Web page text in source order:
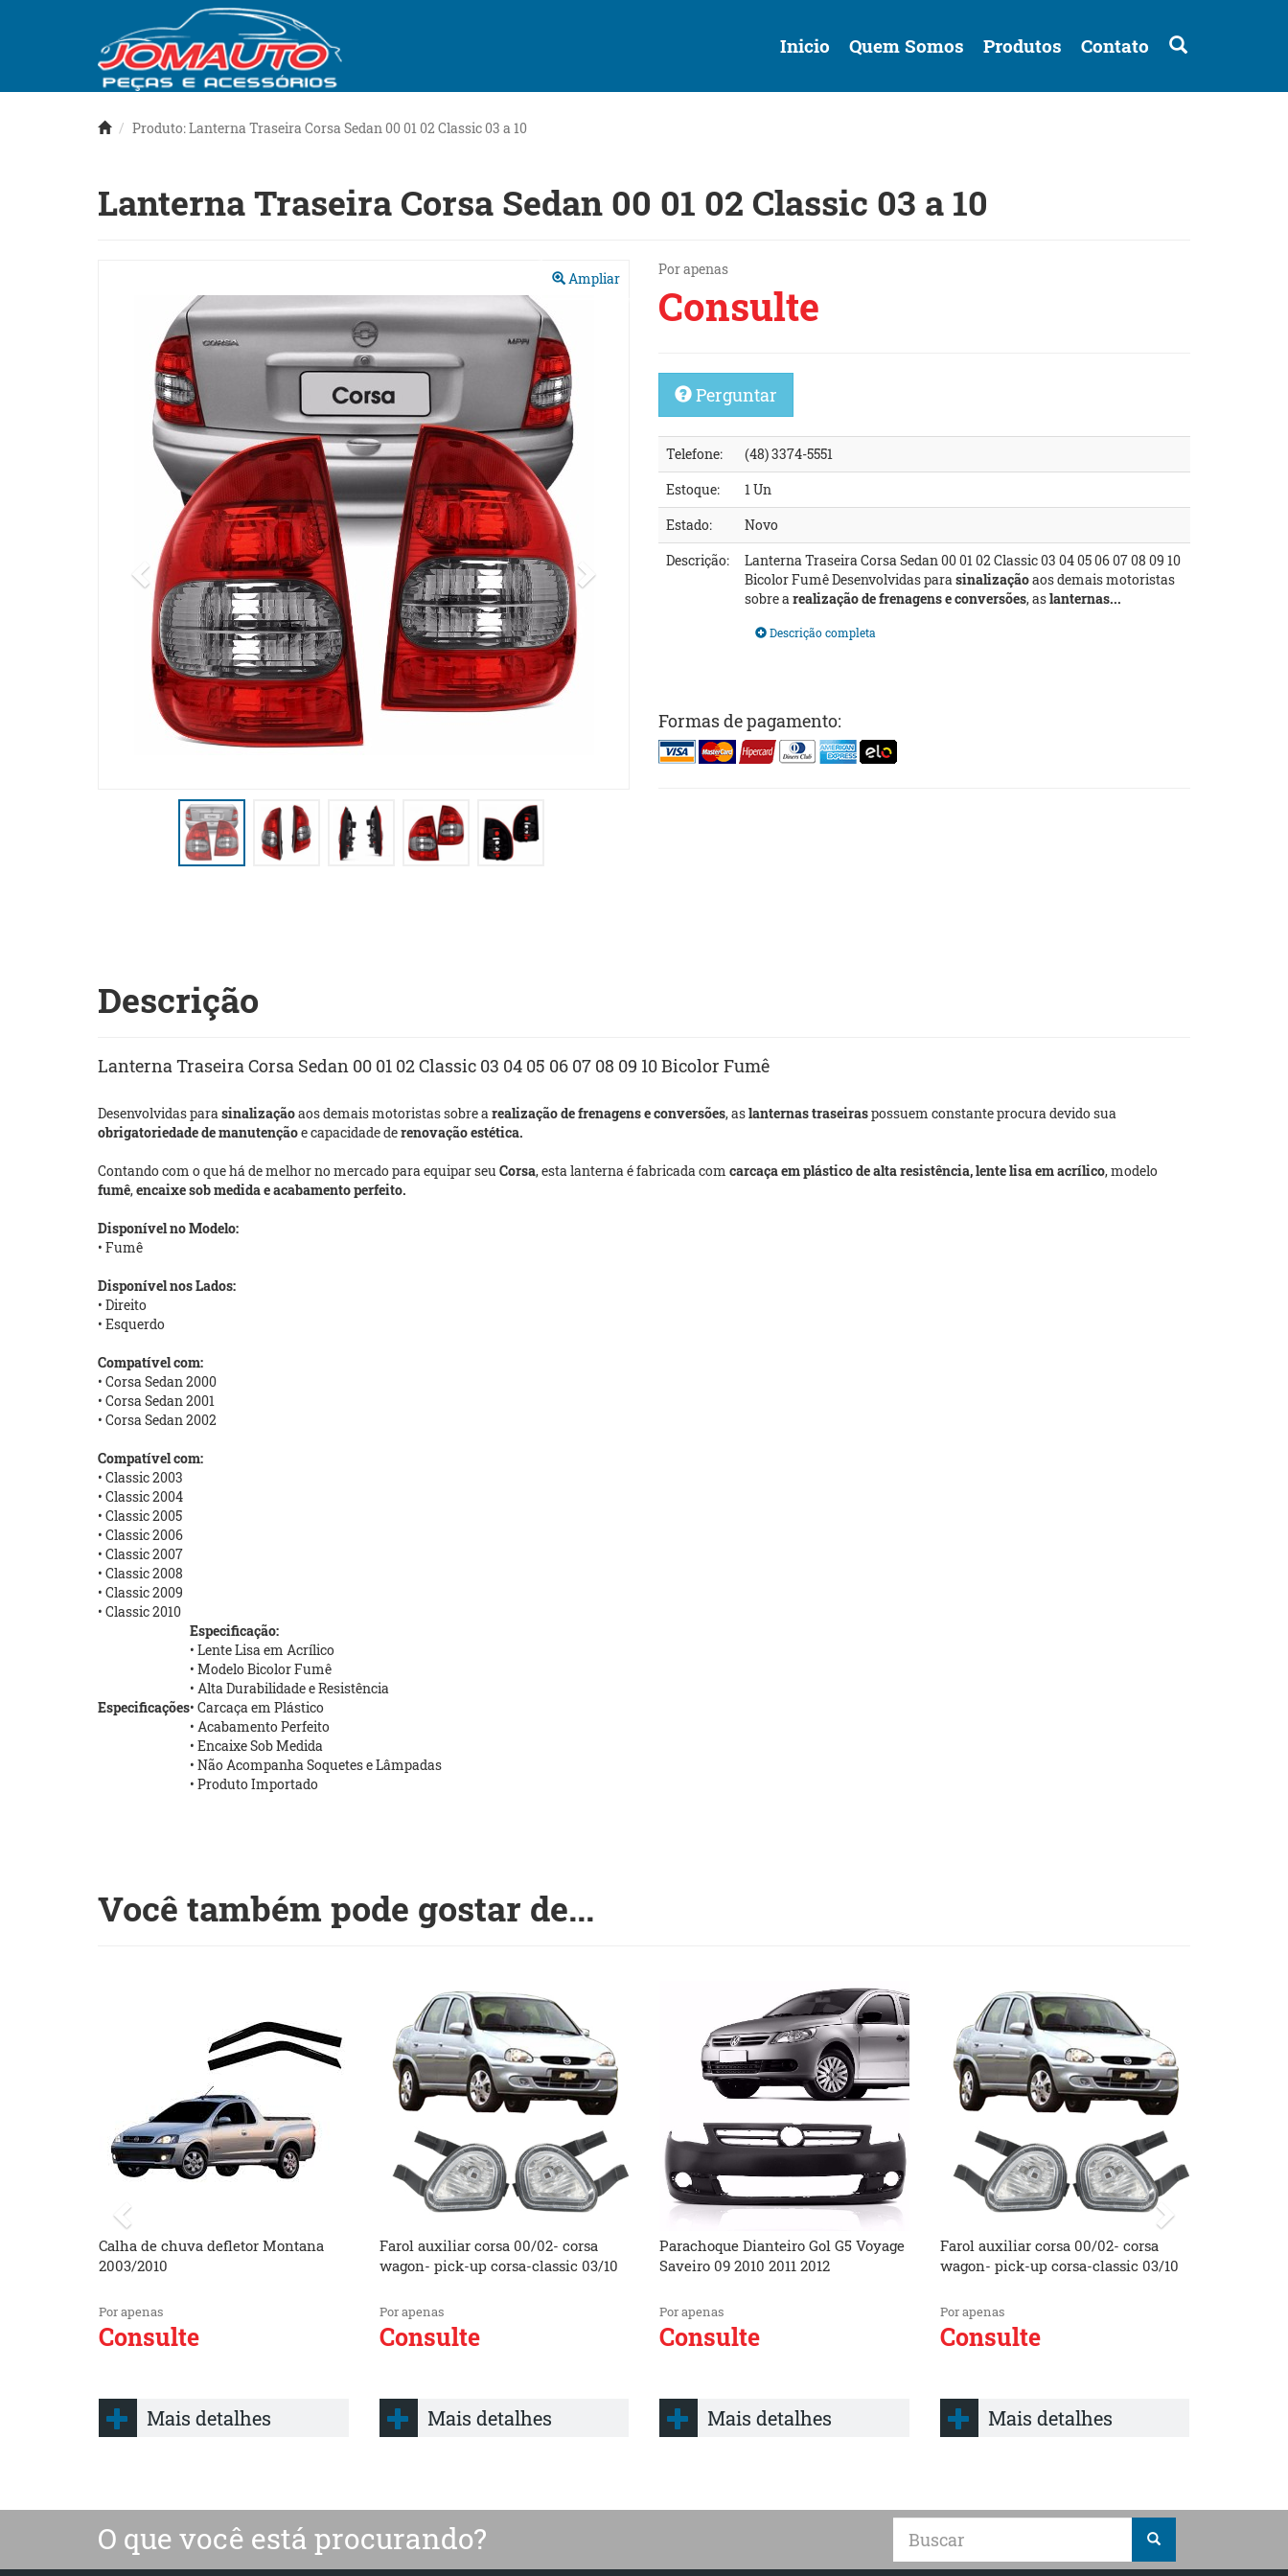
Inicio Quem Somos Produtos Contato Buscar
Produto: Lanterna Traseira Corsa Sedan 00 01 02 Classic 03 a 10
Lanterna Traseira Corsa Sedan 00 01 02 Classic 03 a 10
Ampliar
PróximoPor apenas
Consulte
Perguntar
Telefone:
(48) 3374-5551
Estoque:
1 Un
Estado:
Novo
Descrição:
Lanterna Traseira Corsa Sedan 00 01 02 Classic 03 04 05 06 07 08 09 10
Bicolor Fumê Desenvolvidas parasinalizaçãoaos demais motoristas
sobre arealização de frenagens e conversões, aslanternas...
Descrição completa
Formas de pagamento:
Descrição
Lanterna Traseira Corsa Sedan 00 01 02 Classic 03 04 05 06 07 08 09 10 Bicolor Fumê
Desenvolvidas parasinalizaçãoaos demais motoristas sobre arealização de frenagens e conversões, aslanternas traseiraspossuem constante procura devido sua
obrigatoriedade de manutençãoe capacidade derenovação estética.
Contando com o que há de melhor no mercado para equipar seu Corsa, esta lanterna é fabricada com carcaça em plástico de alta resistência, lente lisa em acrílico, modelo
fumê,encaixe sob medida e acabamento perfeito.
Disponível no Modelo:
• Fumê
Disponível nos Lados:
• Direito
• Esquerdo
Compatível com:
• Corsa Sedan 2000
• Corsa Sedan 2001
• Corsa Sedan 2002
Compatível com:
• Classic 2003
• Classic 2004
• Classic 2005
• Classic 2006
• Classic 2007
• Classic 2008
• Classic 2009
• Classic 2010
Especificações
Especificação:
• Lente Lisa em Acrílico
• Modelo Bicolor Fumê
• Alta Durabilidade e Resistência
• Carcaça em Plástico
• Acabamento Perfeito
• Encaixe Sob Medida
• Não Acompanha Soquetes e Lâmpadas
• Produto Importado
Você também pode gostar de...
Calha de chuva defletor Montana
2003/2010
Por apenas
Consulte
Mais detalhes
Farol auxiliar corsa 00/02- corsa
wagon- pick-up corsa-classic 03/10
Por apenas
Consulte
Mais detalhes
Parachoque Dianteiro Gol G5 Voyage
Saveiro 09 2010 2011 2012
Por apenas
Consulte
Mais detalhes
Farol auxiliar corsa 00/02- corsa
wagon- pick-up corsa-classic 03/10
Por apenas
Consulte
Mais detalhes
O que você está procurando?